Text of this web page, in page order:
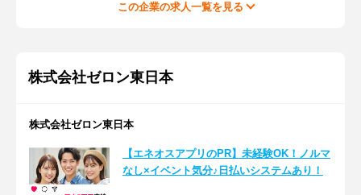
この企業の求人一覧を見る
株式会社ゼロン東日本
株式会社ゼロン東日本
【エネオスアプリのPR】未経験OK！ノルマ
なし×イベント気分♪日払いシステムあり！